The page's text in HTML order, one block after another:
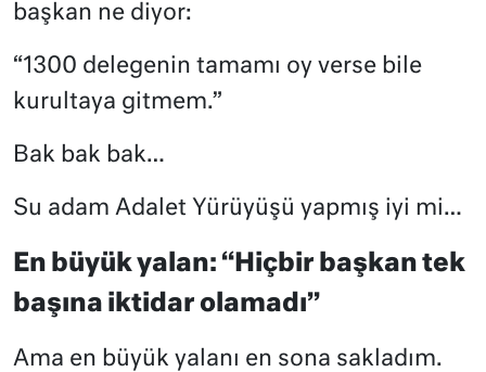
başkan ne diyor:
“1300 delegenin tamamı oy verse bile
kurultaya gitmem.”
Bak bak bak…
Su adam Adalet Yürüyüşü yapmış iyi mi…
En büyük yalan: “Hiçbir başkan tek
başına iktidar olamadı”
Ama en büyük yalanı en sona sakladım.